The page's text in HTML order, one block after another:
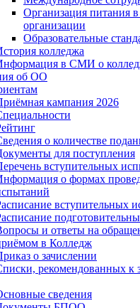
Организация питания в
организации
Образовательные
колледжа
в СМИ о
об ОО
кампания 2026
о количестве
для поступления
вступительных
о формах
вступительных
и ответы на
в Колледж
о зачислении
рекомендованных к
сведения